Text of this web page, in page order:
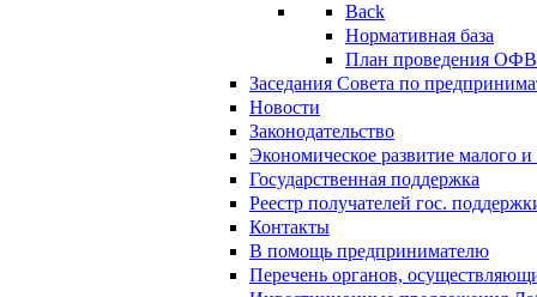
Back
Нормативная база
План проведения
Заседания Совета по
Новости
Законодательство
Экономическое развитие малого и
Государственная поддержка
Реестр получателей гос.
Контакты
В помощь предпринимателю
Перечень органов,